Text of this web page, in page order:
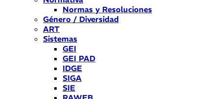
Normas y Resoluciones
Género / Diversidad
ART
Sistemas
GEI
GEI PAD
IDGE
SIGA
SIE